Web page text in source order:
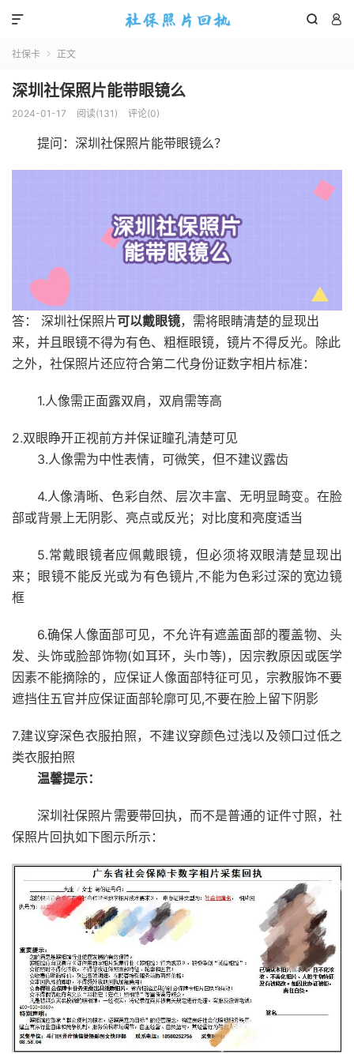
 

社保卡  正文
深圳社保照片能带眼镜么
2024-01-17 阅读(131 ) 评论(0)
提问：深圳社保照片能带眼镜么？
答： 深圳社保照片可以戴眼镜，需将眼睛清楚的显现出
来，并且眼镜不得为有色、粗框眼镜，镜片不得反光。除此
之外，社保照片还应符合第二代身份证数字相片标准：
1.人像需正面露双肩，双肩需等高
2.双眼睁开正视前方并保证瞳孔清楚可见
3.人像需为中性表情，可微笑，但不建议露齿
4.人像清晰、色彩自然、层次丰富、无明显畸变。在脸
部或背景上无阴影、亮点或反光；对比度和亮度适当
5.常戴眼镜者应佩戴眼镜，但必须将双眼清楚显现出
来；眼镜不能反光或为有色镜片,不能为色彩过深的宽边镜
框
6.确保人像面部可见，不允许有遮盖面部的覆盖物、头
发、头饰或脸部饰物(如耳环，头巾等)，因宗教原因或医学
因素不能摘除的，应保证人像面部特征可见，宗教服饰不要
遮挡住五官并应保证面部轮廓可见,不要在脸上留下阴影
7.建议穿深色衣服拍照，不建议穿颜色过浅以及领口过低之
类衣服拍照
温馨提示：
深圳社保照片需要带回执，而不是普通的证件寸照，社
保照片回执如下图示所示：